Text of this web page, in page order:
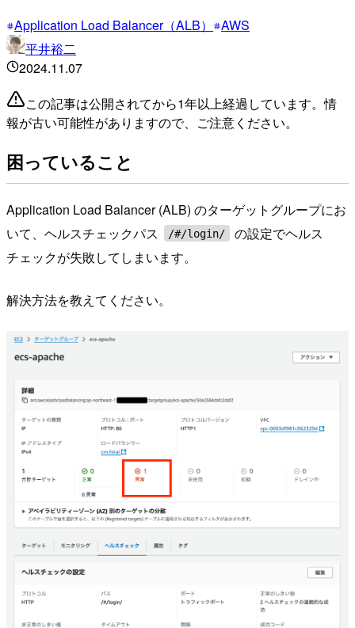
Application Load Balancer（ALB）
AWS
平井裕二
2024.11.07
この記事は公開されてから1年以上経過しています。情
報が古い可能性がありますので、ご注意ください。
困っていること
Application Load Balancer (ALB) のターゲットグループにお
いて、ヘルスチェックパス
/#/login/
の設定でヘルス
チェックが失敗してしまいます。
解決方法を教えてください。